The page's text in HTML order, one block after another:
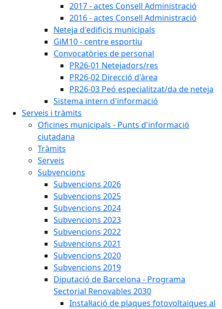
2017 - actes Consell Administració
2016 - actes Consell Administració
Neteja d'edificis municipals
GiM10 - centre esportiu
Convocatòries de personal
PR26-01 Netejadors/res
PR26-02 Direcció d'àrea
PR26-03 Peó especialitzat/da de neteja
Sistema intern d'informació
Serveis i tràmits
Oficines municipals - Punts d'informació
ciutadana
Tràmits
Serveis
Subvencions
Subvencions 2026
Subvencions 2025
Subvencions 2024
Subvencions 2023
Subvencions 2022
Subvencions 2021
Subvencions 2020
Subvencions 2019
Diputació de Barcelona - Programa
Sectorial Renovables 2030
Instal·lació de plaques fotovoltaiques al